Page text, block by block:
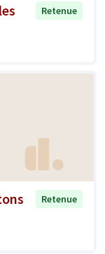
Retenue
Retenue